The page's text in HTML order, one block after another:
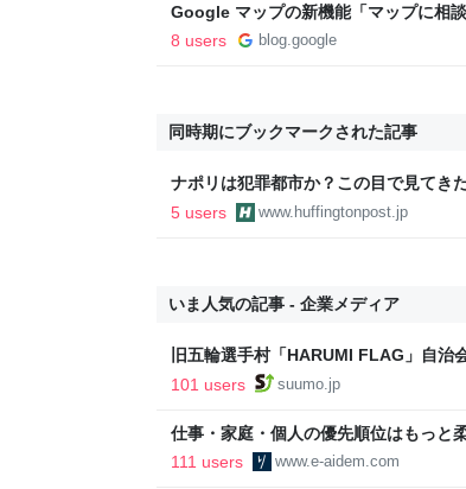
Google マップの新機能「マップに相
8 users
blog.google
同時期にブックマークされた記事
ナポリは犯罪都市か？この目で見てき
だ！
5 users www.huffingtonpost.jp
いま人気の記事 - 企業メディア
旧五輪選手村「HARUMI FLAG」自治
ルで挑む、盆踊り2万人集客や交通改
101 users suumo.jp
仕事・家庭・個人の優先順位はもっと
後の自分に伝えたいこと - りっすん by
111 users www.e-aidem.com